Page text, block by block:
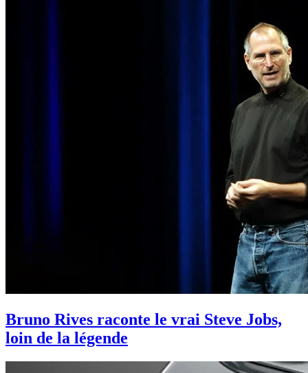
Bruno Rives raconte le vrai Steve Jobs,
loin de la légende